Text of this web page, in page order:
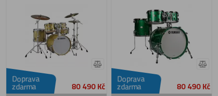
Doprava
zdarma 80 490 Kč
Doprava
zdarma 80 490 Kč